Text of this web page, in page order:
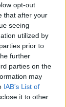
opt-out
that after your
seeing
utilized by
prior to
further
parties on the
may
IAB’s List of
it to other
200 αφίξεις
ο